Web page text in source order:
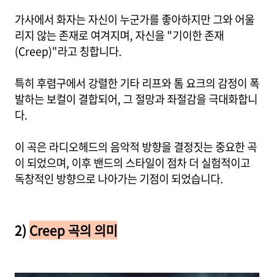
가사에서 화자는 자신이 누군가를 좋아하지만 그와 어울
리지 않는 존재로 여겨지며, 자신을 "기이한 존재
(Creep)"라고 칭합니다.
특히 후렴구에서 강렬한 기타 리프와 톰 요크의 감정이 폭
발하는 보컬이 결합되어, 그 절망과 좌절감을 극대화합니
다.
이 곡은 라디오헤드의 음악적 방향을 결정짓는 중요한 곡
이 되었으며, 이후 밴드의 스타일이 점차 더 실험적이고
독창적인 방향으로 나아가는 기점이 되었습니다.
2) Creep 곡의 의미